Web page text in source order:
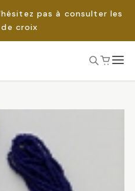
pas à consulter les
croix